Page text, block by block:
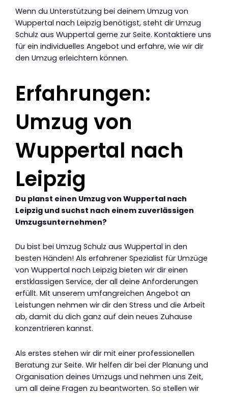
Wenn du Unterstützung bei deinem Umzug von
Wuppertal nach Leipzig benötigst, steht dir Umzug
Schulz aus Wuppertal gerne zur Seite. Kontaktiere uns
für ein individuelles Angebot und erfahre, wie wir dir
den Umzug erleichtern können.
Erfahrungen:
Umzug von
Wuppertal nach
Leipzig
Du planst einen Umzug von Wuppertal nach
Leipzig und suchst nach einem zuverlässigen
Umzugsunternehmen?
Du bist bei Umzug Schulz aus Wuppertal in den
besten Händen! Als erfahrener Spezialist für Umzüge
von Wuppertal nach Leipzig bieten wir dir einen
erstklassigen Service, der all deine Anforderungen
erfüllt. Mit unserem umfangreichen Angebot an
Leistungen nehmen wir dir den Stress und die Arbeit
ab, damit du dich ganz auf dein neues Zuhause
konzentrieren kannst.
Als erstes stehen wir dir mit einer professionellen
Beratung zur Seite. Wir helfen dir bei der Planung und
Organisation deines Umzugs und nehmen uns Zeit,
um all deine Fragen zu beantworten. So stellen wir